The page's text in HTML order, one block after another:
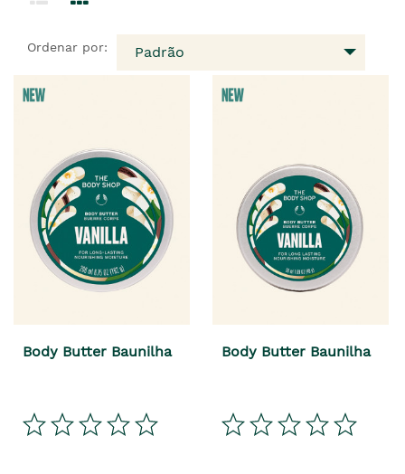
Ordenar por: Padrão
Body Butter Baunilha Body Butter Baunilha